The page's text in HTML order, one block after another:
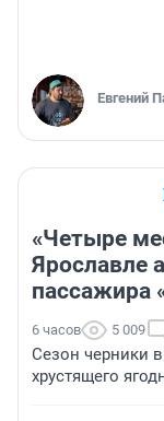
Евгений
«Четыре
Ярославле
пассажира
6 часов 5 009
Сезон черники
хрустящего